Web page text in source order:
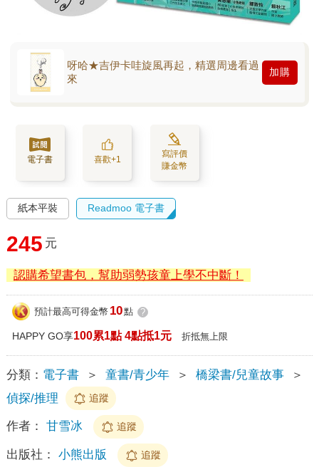
呀哈★吉伊卡哇旋風再起，精選周邊看過
來
加購
電子書 喜歡+1
寫評價
賺金幣
紙本平裝 Readmoo 電子書
245 元
認購希望書包，幫助弱勢孩童上學不中斷！
預計最高可得金幣 10點 ?
HAPPY GO享100累1點 4點抵1元 折抵無上限
分類： 電子書 ＞ 童書/青少年 ＞ 橋梁書/兒童故事
＞
偵探/推理
追蹤
作者： 甘雪冰 追蹤
出版社： 小熊出版 追蹤